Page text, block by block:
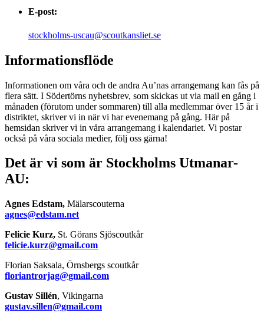
E-post:
stockholms-uscau@scoutkansliet.se
Informationsflöde
Informationen om våra och de andra Au’nas arrangemang kan fås på
flera sätt. I Södertörns nyhetsbrev, som skickas ut via mail en gång i
månaden (förutom under sommaren) till alla medlemmar över 15 år i
distriktet, skriver vi in när vi har evenemang på gång. Här på
hemsidan skriver vi in våra arrangemang i kalendariet. Vi postar
också på våra sociala medier, följ oss gärna!
Det är vi som är Stockholms Utmanar-
AU:
Agnes Edstam, Mälarscouterna
agnes@edstam.net
Felicie Kurz, St. Görans Sjöscoutkår
felicie.kurz@gmail.com
Florian Saksala, Örnsbergs scoutkår
floriantrorjag@gmail.com
Gustav Sillén, Vikingarna
gustav.sillen@gmail.com